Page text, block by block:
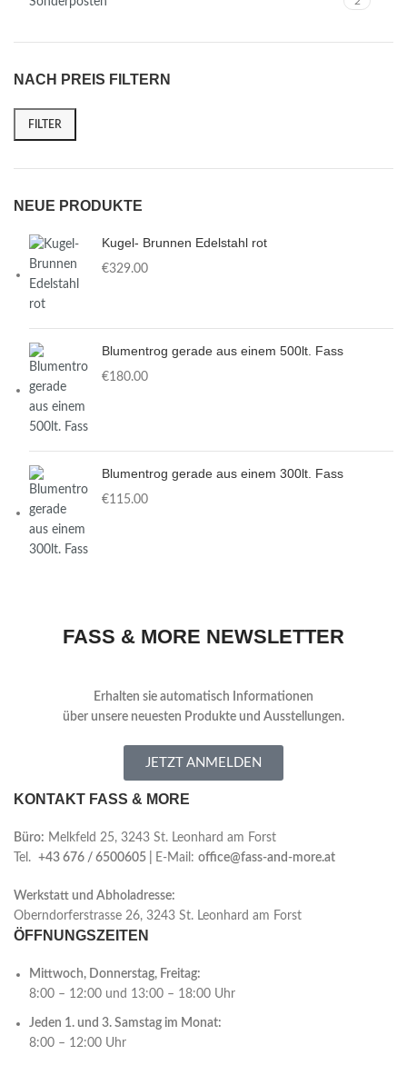
NACH PREIS FILTERN
FILTER
NEUE PRODUKTE
Kugel- Brunnen Edelstahl rot
€
Blumentrog gerade aus einem 500lt. Fass
€
Blumentrog gerade aus einem 300lt. Fass
€
FASS & MORE NEWSLETTER
Erhalten sie automatisch Informationen
über unsere neuesten Produkte und Ausstellungen.
JETZT ANMELDEN
KONTAKT FASS & MORE
Büro: Melkfeld 25, 3243 St. Leonhard am Forst
Tel. +43 676 / 6500605 | E-Mail: office@fass-and-more.at
Werkstatt und Abholadresse:
Oberndorferstrasse 26, 3243 St. Leonhard am Forst
ÖFFNUNGSZEITEN
Mittwoch, Donnerstag, Freitag:
8:00 – 12:00 und 13:00 – 18:00 Uhr
Jeden 1. und 3. Samstag im Monat:
8:00 – 12:00 Uhr